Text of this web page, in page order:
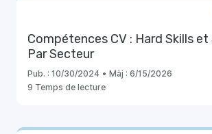
Compétences CV : Hard Skills
Par Secteur
Pub. : 10/30/2024 • Màj : 6/15/2026
9 Temps de lecture